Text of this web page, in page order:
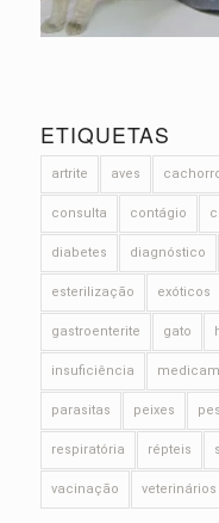
ETIQUETAS
artrite aves
consulta contágio
diabetes diagnóstico
esterilização exóticos
gastroenterite gato
insuficiência
parasitas peixes
respiratória répteis
vacinação veterinários